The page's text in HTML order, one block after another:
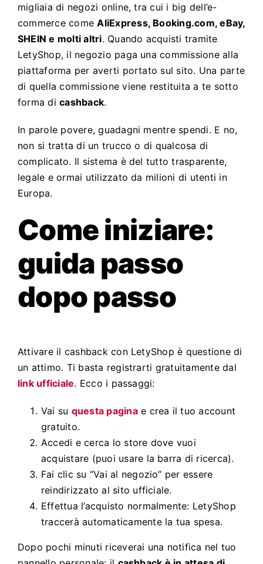
migliaia di negozi online, tra cui i big dell’e-
commerce comeAliExpress, Booking.com, eBay,
SHEIN e molti altri. Quando acquisti tramite
LetyShop, il negozio paga una commissione alla
piattaforma per averti portato sul sito. Una parte
di quella commissione viene restituita a te sotto
forma dicashback.
In parole povere, guadagni mentre spendi. E no,
non si tratta di un trucco o di qualcosa di
complicato. Il sistema è del tutto trasparente,
legale e ormai utilizzato da milioni di utenti in
Europa.
Come iniziare:
guida passo
dopo passo
Attivare il cashback con LetyShop è questione di
un attimo. Ti basta registrarti gratuitamente dal
link ufficiale. Ecco i passaggi:
Vai su questa paginae crea il tuo account
gratuito.
Accedi e cerca lo store dove vuoi
acquistare (puoi usare la barra di ricerca).
Fai clic su “Vai al negozio” per essere
reindirizzato al sito ufficiale.
Effettua l’acquisto normalmente: LetyShop
traccerà automaticamente la tua spesa.
Dopo pochi minuti riceverai una notifica nel tuo